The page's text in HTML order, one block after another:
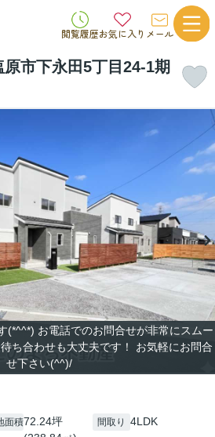
閲覧履歴お気に入り メール
市下永田5丁目24-1期
(*^^*) お電話でのお問合せが非常にスムー
ち合わせも大丈夫です！ お気軽にお問合
せ下さい(^^)/
面積72.24坪
間取り 4LDK